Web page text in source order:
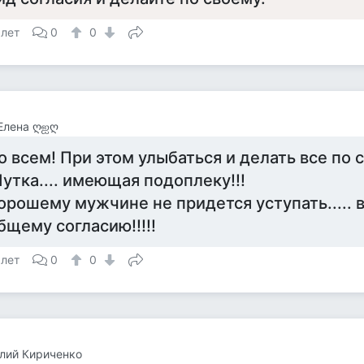
0 0
ღஐღ
всем! При этом улыбаться и делать все по
имеющая подоплеку!!!
мужчине не придется уступать.....
согласию!!!!!
0 0
Кириченко